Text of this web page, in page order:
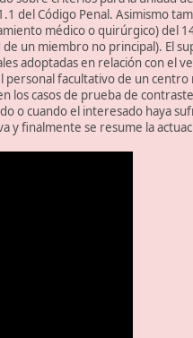
del Código Penal. Asimismo
médico o quirúrgico) del
un miembro no principal). El
adoptadas en relación con el
facultativo de un
los casos de prueba de
o cuando el interesado haya
y finalmente se resume la